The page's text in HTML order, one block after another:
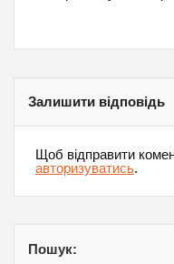
Залишити відповідь
Щоб відправити
авторизуватись.
Пошук: